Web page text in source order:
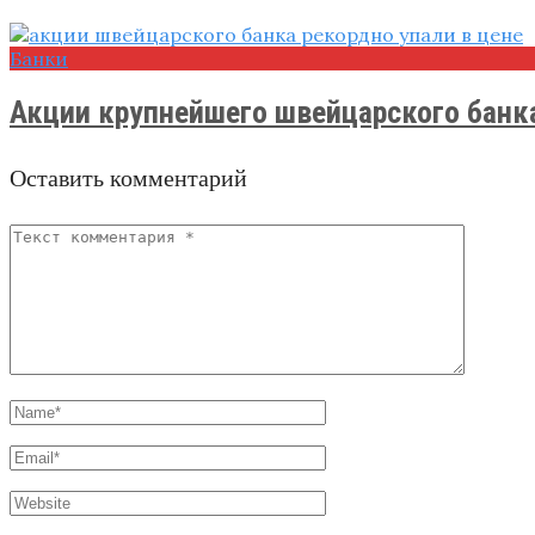
Банки
Акции крупнейшего швейцарского
Оставить комментарий